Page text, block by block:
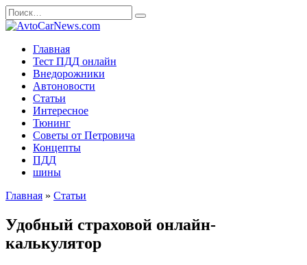
Перейти
к
Search
for:
Главная
Тест ПДД онлайн
Внедорожники
Автоновости
Статьи
Интересное
Тюнинг
Советы от Петровича
Концепты
ПДД
шины
Главная » Статьи
Удобный страховой онлайн-
калькулятор